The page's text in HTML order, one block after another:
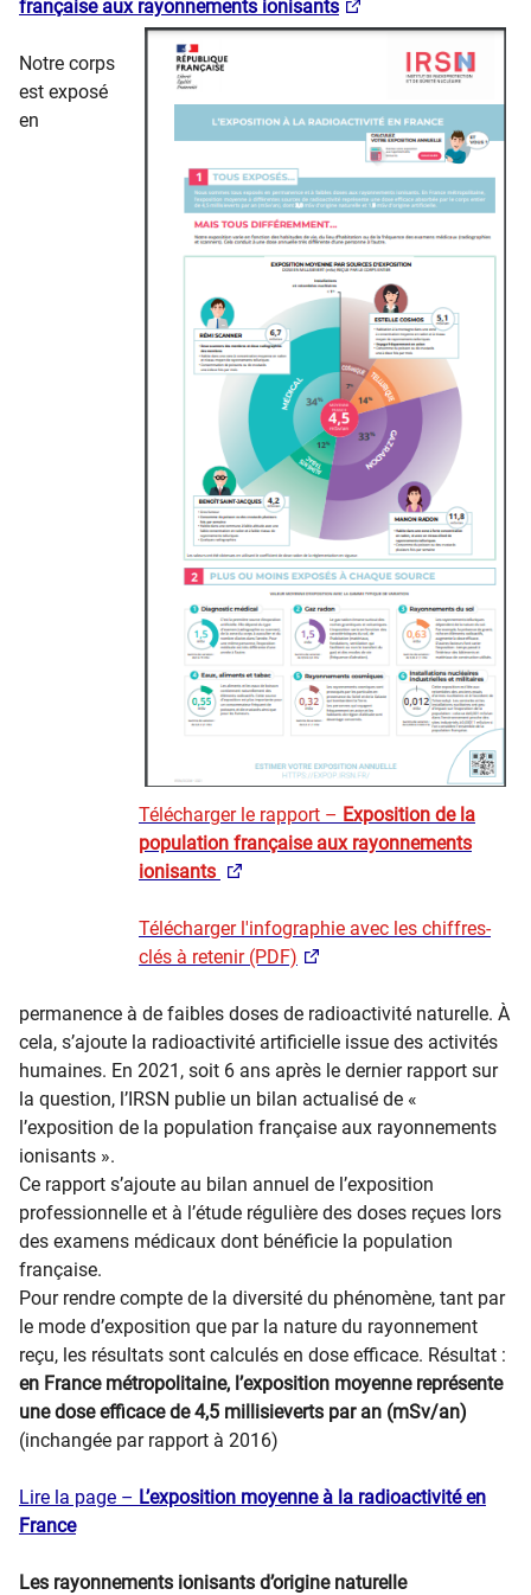
française aux rayonnements ionisants
Télécharger le rapport – Exposition de la
population française aux rayonnements
ionisants
Télécharger l'infographie avec les chiffres-
clés à retenir (PDF)
Notre corps
est exposé
en
permanence à de faibles doses de radioactivité naturelle. À
cela, s’ajoute la radioactivité artificielle issue des activités
humaines. En 2021, soit 6 ans après le dernier rapport sur
la question, l’IRSN publie un bilan actualisé de «
l’exposition de la population française aux rayonnements
ionisants ».
Ce rapport s’ajoute au bilan annuel de l’exposition
professionnelle et à l’étude régulière des doses reçues lors
des examens médicaux dont bénéficie la population
française.
Pour rendre compte de la diversité du phénomène, tant par
le mode d’exposition que par la nature du rayonnement
reçu, les résultats sont calculés en dose efficace. Résultat :
en France métropolitaine, l’exposition moyenne représente
une dose efficace de 4,5 millisieverts par an (mSv/an)
(inchangée par rapport à 2016)
Lire la page – L’exposition moyenne à la radioactivité en
France
Les rayonnements ionisants d’origine naturelle